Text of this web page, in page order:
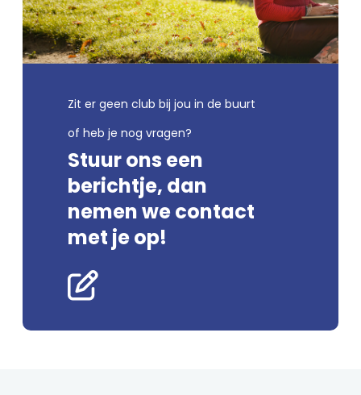
Zit er geen club bij jou in de buurt
of heb je nog vragen?
Stuur ons een
berichtje, dan
nemen we contact
met je op!